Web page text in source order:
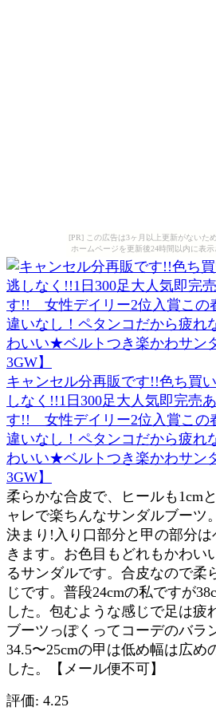
[PR] この広告は3ヶ月以上更新がないた
ホームページを更新後24時間以内に表示
キャンセル分再販です!!色ち買
しなく!!1日300足大人気即完売
す!! 女性デイリー2位入賞この
違いなし！ペタンコだから疲れ
わいい★ベルトつき楽かわサン
3GW】
柔らかな合皮で、ヒールも1cm
ャレで楽ちんなサンダルブーツ
決まり!入り口部分と甲の部分
きます。お色目もどれもかわい
るサンダルです。合皮なので柔
じです。普段24cmの私ですが
した。包むような感じで足は
ブーツっぽくってコーデのバ
34.5〜25cmの甲は低め幅は広め
した。【メール便不可】
評価: 4.25